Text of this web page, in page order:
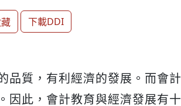
下載DDI
品質，有利經濟的發展。而會計
因此，會計教育與經濟發展有十